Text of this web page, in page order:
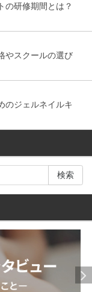
の研修期間とは？
やスクールの選び
のジェルネイルキ